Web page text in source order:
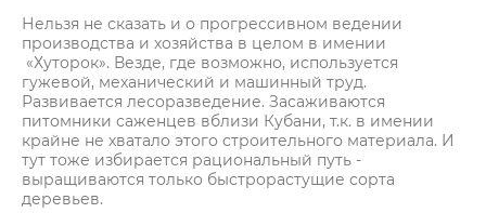
Нельзя не сказать и о прогрессивном ведении
производства и хозяйства в целом в имении
«Хуторок». Везде, где возможно, используется
гужевой, механический и машинный труд.
Развивается лесоразведение. Засаживаются
питомники саженцев вблизи Кубани, т.к. в имении
крайне не хватало этого строительного материала. И
тут тоже избирается рациональный путь -
выращиваются только быстрорастущие сорта
деревьев.